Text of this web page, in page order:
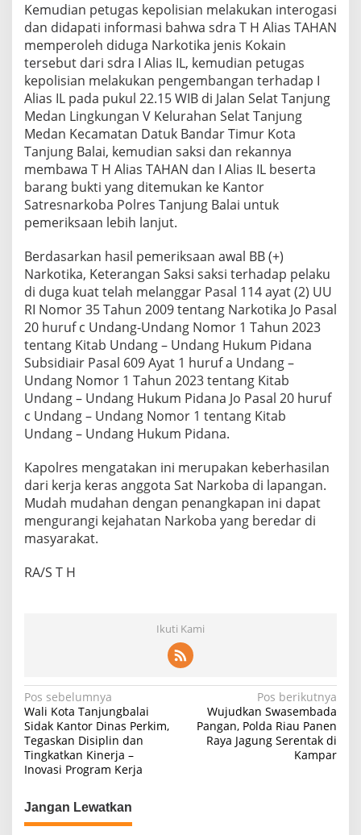
Kemudian petugas kepolisian melakukan interogasi
dan didapati informasi bahwa sdra T H Alias TAHAN
memperoleh diduga Narkotika jenis Kokain
tersebut dari sdra I Alias IL, kemudian petugas
kepolisian melakukan pengembangan terhadap I
Alias IL pada pukul 22.15 WIB di Jalan Selat Tanjung
Medan Lingkungan V Kelurahan Selat Tanjung
Medan Kecamatan Datuk Bandar Timur Kota
Tanjung Balai, kemudian saksi dan rekannya
membawa T H Alias TAHAN dan I Alias IL beserta
barang bukti yang ditemukan ke Kantor
Satresnarkoba Polres Tanjung Balai untuk
pemeriksaan lebih lanjut.
Berdasarkan hasil pemeriksaan awal BB (+)
Narkotika, Keterangan Saksi saksi terhadap pelaku
di duga kuat telah melanggar Pasal 114 ayat (2) UU
RI Nomor 35 Tahun 2009 tentang Narkotika Jo Pasal
20 huruf c Undang-Undang Nomor 1 Tahun 2023
tentang Kitab Undang – Undang Hukum Pidana
Subsidiair Pasal 609 Ayat 1 huruf a Undang –
Undang Nomor 1 Tahun 2023 tentang Kitab
Undang – Undang Hukum Pidana Jo Pasal 20 huruf
c Undang – Undang Nomor 1 tentang Kitab
Undang – Undang Hukum Pidana.
Kapolres mengatakan ini merupakan keberhasilan
dari kerja keras anggota Sat Narkoba di lapangan.
Mudah mudahan dengan penangkapan ini dapat
mengurangi kejahatan Narkoba yang beredar di
masyarakat.
RA/S T H
Ikuti Kami
Navigasi
pos
Pos sebelumnya
Wali Kota Tanjungbalai
Sidak Kantor Dinas Perkim,
Tegaskan Disiplin dan
Tingkatkan Kinerja –
Inovasi Program Kerja
Pos berikutnya
Wujudkan Swasembada
Pangan, Polda Riau Panen
Raya Jagung Serentak di
Kampar
Jangan Lewatkan